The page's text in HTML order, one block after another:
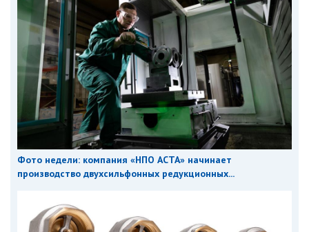
Фото недели: компания «НПО АСТА» начинает
производство двухсильфонных редукционных...